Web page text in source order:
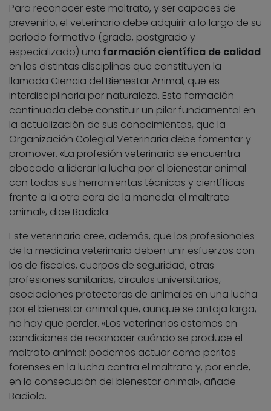
Para reconocer este maltrato, y ser capaces de
prevenirlo, el veterinario debe adquirir a lo largo de su
periodo formativo (grado, postgrado y
especializado) una formación científica de calidad
en las distintas disciplinas que constituyen la
llamada Ciencia del Bienestar Animal, que es
interdisciplinaria por naturaleza. Esta formación
continuada debe constituir un pilar fundamental en
la actualización de sus conocimientos, que la
Organización Colegial Veterinaria debe fomentar y
promover. «La profesión veterinaria se encuentra
abocada a liderar la lucha por el bienestar animal
con todas sus herramientas técnicas y científicas
frente a la otra cara de la moneda: el maltrato
animal», dice Badiola.
Este veterinario cree, además, que los profesionales
de la medicina veterinaria deben unir esfuerzos con
los de fiscales, cuerpos de seguridad, otras
profesiones sanitarias, círculos universitarios,
asociaciones protectoras de animales en una lucha
por el bienestar animal que, aunque se antoja larga,
no hay que perder. «Los veterinarios estamos en
condiciones de reconocer cuándo se produce el
maltrato animal: podemos actuar como peritos
forenses en la lucha contra el maltrato y, por ende,
en la consecución del bienestar animal», añade
Badiola.